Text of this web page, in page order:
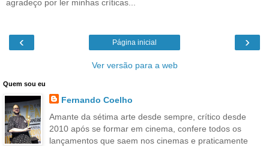
agradeço por ler minhas críticas...
‹ ›
Página inicial
Ver versão para a web
Quem sou eu
Fernando Coelho
Amante da sétima arte desde sempre, crítico desde
2010 após se formar em cinema, confere todos os
lançamentos que saem nos cinemas e praticamente